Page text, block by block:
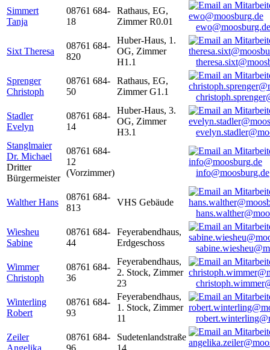
Simmert
Tanja
08761 684-
18
Rathaus, EG,
Zimmer R0.01
ewo@moosburg.de
Sixt Theresa
08761 684-
820
Huber-Haus, 1.
OG, Zimmer
H1.1
Sprenger
Christoph
08761 684-
50
Rathaus, EG,
Zimmer G1.1
Stadler
Evelyn
08761 684-
14
Huber-Haus, 3.
OG, Zimmer
H3.1
Stanglmaier
Dr. Michael
Dritter
Bürgermeister
08761 684-
12
(Vorzimmer)
info@moosburg.de
Walther Hans
08761 684-
813
VHS Gebäude
Wiesheu
Sabine
08761 684-
44
Feyerabendhaus,
Erdgeschoss
Wimmer
Christoph
08761 684-
36
Feyerabendhaus,
2. Stock, Zimmer
23
Winterling
Robert
08761 684-
93
Feyerabendhaus,
1. Stock, Zimmer
11
Zeiler
Angelika
08761 684-
96
Sudetenlandstraße
14